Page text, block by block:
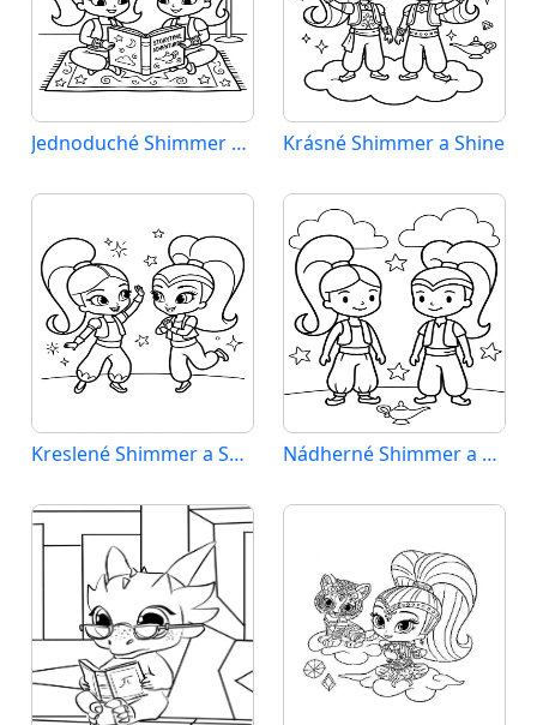
Jednoduché Shimmer a Shine Krásné Shimmer a Shine
Kreslené Shimmer a Shine Nádherné Shimmer a Shine